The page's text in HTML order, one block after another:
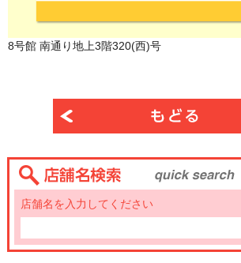
8号館 南通り地上3階320(西)号
店舗名を入力してください